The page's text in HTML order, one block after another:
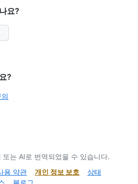
요?
?
는 AI로 번역되었을 수 있습니다.
용 약관 개인 정보 보호
상태
블로그